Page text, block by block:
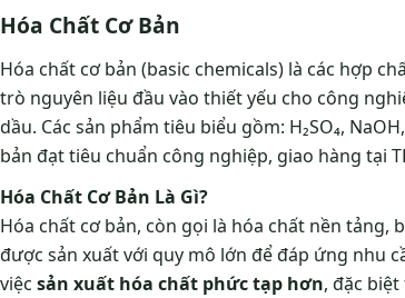
Hóa Chất Cơ Bản
Hóa chất cơ bản (basic chemicals) là các hợp
trò nguyên liệu đầu vào thiết yếu cho công
dầu. Các sản phẩm tiêu biểu gồm: H₂SO₄, NaOH,
bản đạt tiêu chuẩn công nghiệp, giao hàng tại
Hóa Chất Cơ Bản Là Gì?
Hóa chất cơ bản, còn gọi là hóa chất nền tảng,
được sản xuất với quy mô lớn để đáp ứng nhu
việc sản xuất hóa chất phức tạp hơn, đặc